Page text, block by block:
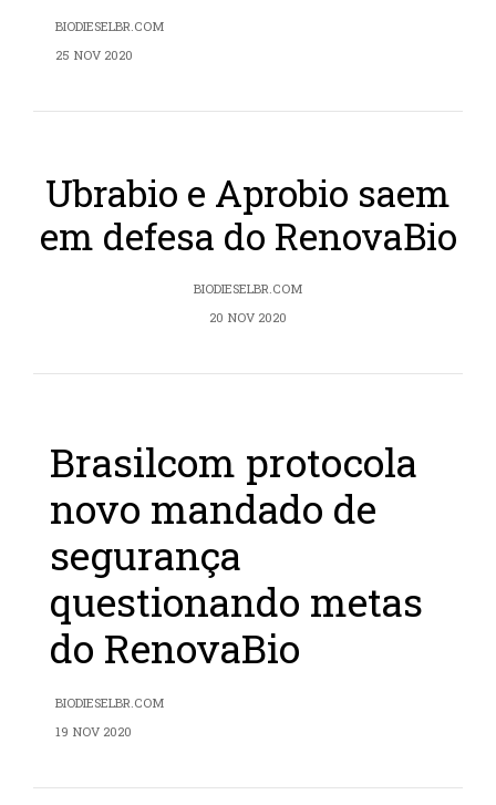
BIODIESELBR.COM
25 NOV 2020
Ubrabio e Aprobio saem
em defesa do RenovaBio
BIODIESELBR.COM
20 NOV 2020
Brasilcom protocola
novo mandado de
segurança
questionando metas
do RenovaBio
BIODIESELBR.COM
19 NOV 2020